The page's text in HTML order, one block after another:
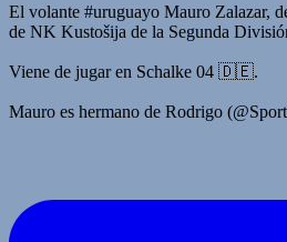
El volante #uruguayo Mauro Zalazar,
de NK Kustošija de la Segunda
Viene de jugar en Schalke 04 🇩🇪.
Mauro es hermano de Rodrigo